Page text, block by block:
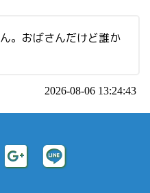
。おばさんだけど誰か
2026-08-06 13:24:43